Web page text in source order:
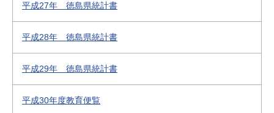
平成27年 徳島県統計書
平成28年 徳島県統計書
平成29年 徳島県統計書
平成30年度教育便覧